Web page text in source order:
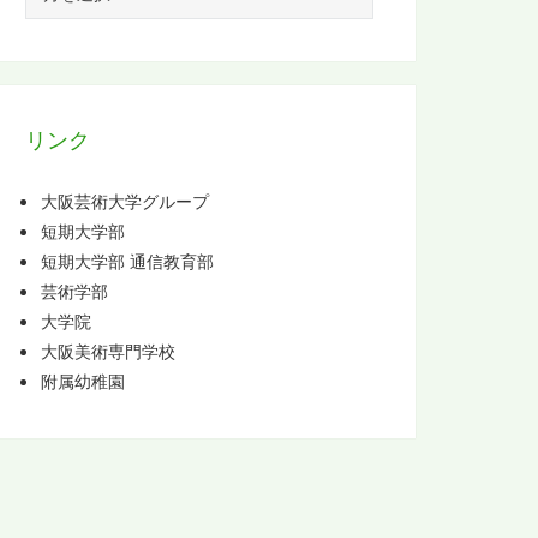
カ
リンク
大阪芸術大学グループ
短期大学部
短期大学部 通信教育部
芸術学部
大学院
大阪美術専門学校
附属幼稚園